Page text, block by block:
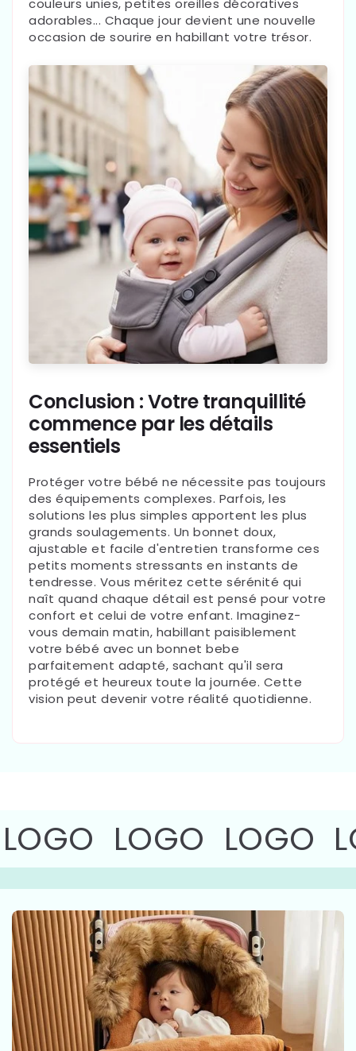
adorables... Chaque jour devient une nouvelle
occasion de sourire en habillant votre trésor.
Conclusion : Votre tranquillité
commence par les détails
essentiels
Protéger votre bébé ne nécessite pas toujours
des équipements complexes. Parfois, les
solutions les plus simples apportent les plus
grands soulagements. Un bonnet doux,
ajustable et facile d'entretien transforme ces
petits moments stressants en instants de
tendresse. Vous méritez cette sérénité qui
naît quand chaque détail est pensé pour votre
confort et celui de votre enfant. Imaginez-
vous demain matin, habillant paisiblement
votre bébé avec un bonnet bebe
parfaitement adapté, sachant qu'il sera
protégé et heureux toute la journée. Cette
vision peut devenir votre réalité quotidienne.
LOGO LOGO